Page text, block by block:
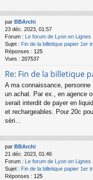
par BBArchi
23 déc. 2023, 01:57
Forum : Le forum de Lyon en Lignes
Sujet : Fin de la billetique papier 1er
Réponses : 125
Vues : 207537
Re: Fin de la billetique
A ma connaissance,
un achat. Par ex., en agence
serait interdit de payer en
et rechargeables. Pour 20c
séri...
par BBArchi
21 déc. 2023, 01:46
Forum : Le forum de Lyon en Lignes
Sujet : Fin de la billetique papier 1er
Réponses : 125